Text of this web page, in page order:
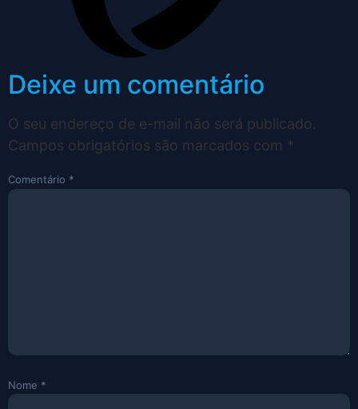
Deixe um comentário
O seu endereço de e-mail não será publicado.
Campos obrigatórios são marcados com *
Comentário *
Nome *